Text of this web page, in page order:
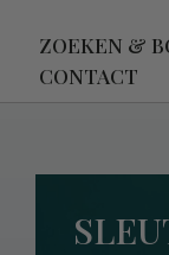
ZOEKEN &
CONTACT